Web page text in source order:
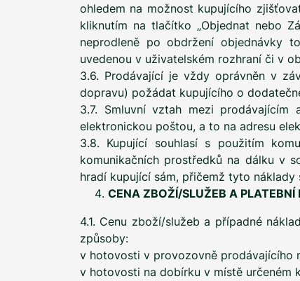
ohledem na možnost kupujícího
kliknutím na tlačítko „Objednat nebo
neprodleně po obdržení objednávky
uvedenou v uživatelském rozhraní či v
3.6. Prodávající je vždy oprávněn v
dopravu) požádat kupujícího o
3.7. Smluvní vztah mezi
elektronickou poštou, a to na adresu
3.8. Kupující souhlasí s použitím
komunikačních prostředků na dálku v
hradí kupující sám, přičemž tyto náklady
CENA ZBOŽÍ/SLUŽEB A PLATEBNÍ
4.1. Cenu zboží/služeb a případné
způsoby:
v hotovosti v provozovně prodávajícího
v hotovosti na dobírku v místě určeném